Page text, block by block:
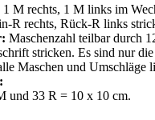
1 M rechts, 1 M links im
R rechts, Rück-R links
Maschenzahl teilbar durch
stricken. Es sind nur
Maschen und Umschläge
und 33 R = 10 x 10 cm.